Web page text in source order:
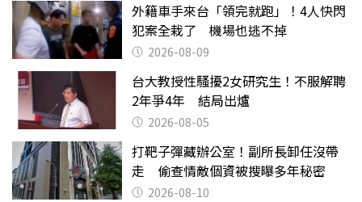
外籍車手來台「領完就跑」！4人快閃
犯案全栽了 機場也逃不掉
2026-08-09
台大教授性騷擾2女研究生！不服解聘
2年爭4年 結局出爐
2026-08-05
打靶子彈藏辦公室！副所長卸任沒帶
走 偷查情敵個資被搜曝多年秘密
2026-08-10